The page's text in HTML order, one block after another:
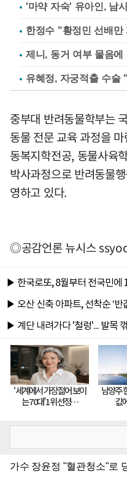
'마약 자숙' 유아인, 남
한정수 "황정민 선배
제니, 동거 여부 물음
유혜정, 자궁적출 수
중부대 반려동물학부는
동물 전문 교육 과정을
동복지학전공, 동물사육
박사과정으로 반려동물
영하고 있다.
◎공감언론 뉴시스